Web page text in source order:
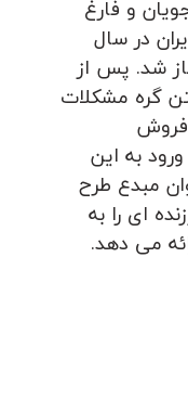
و فارغ
در سال
شد. پس از
گره مشکلات
فروش
به این
مبدع طرح
ای را به
می دهد.